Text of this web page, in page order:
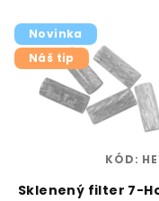
Novinka
Náš tip
Sklenený filter 7-
KÓD: